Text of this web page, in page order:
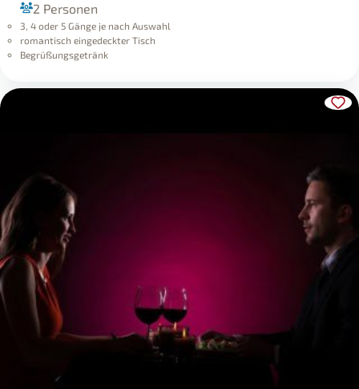
2 Personen
3, 4 oder 5 Gänge je nach Auswahl
romantisch eingedeckter Tisch
Begrüßungsgetränk